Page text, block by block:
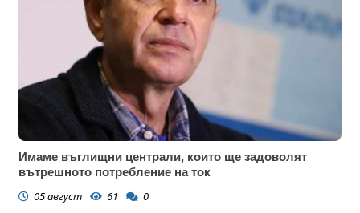
Имаме въглищни централи, които ще задоволят
вътрешното потребление на ток
05 август 61 0